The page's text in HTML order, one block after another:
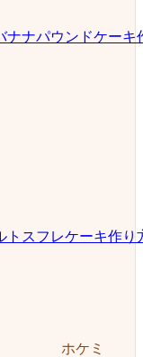
ホケミ